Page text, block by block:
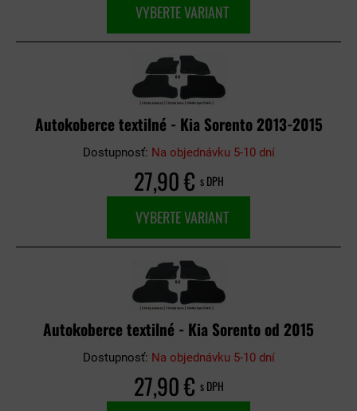
VYBERTE VARIANT
Autokoberce textilné - Kia Sorento 2013-2015
Dostupnosť: Na objednávku 5-10 dní
27,90 € s DPH
VYBERTE VARIANT
Autokoberce textilné - Kia Sorento od 2015
Dostupnosť: Na objednávku 5-10 dní
27,90 € s DPH